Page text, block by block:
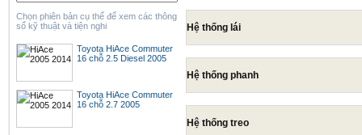
Chọn phiên bản cụ thể để xem các thông
số kỹ thuật và tiện nghi
Toyota HiAce Commuter
16 chỗ 2.5 Diesel 2005
Toyota HiAce Commuter
16 chỗ 2.7 2005
Hệ thống lái
Hệ thống phanh
Hệ thống treo